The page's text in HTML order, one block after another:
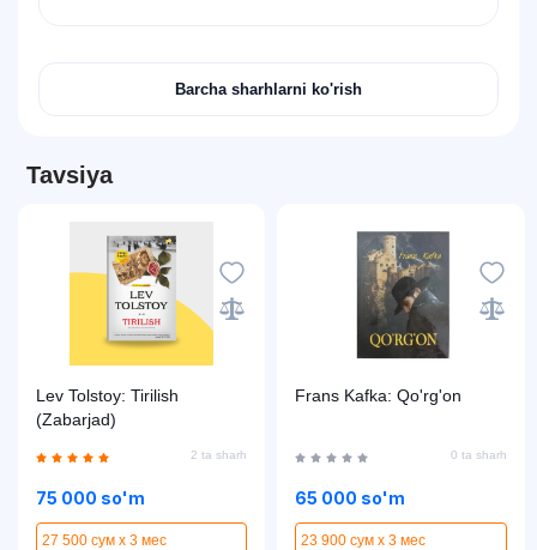
Barcha sharhlarni ko'rish
Tavsiya
Lev Tolstoy: Tirilish
(Zabarjad)
2 ta sharh
75 000 so'm
27 500 сум x 3 мес
Frans Kafka: Qo'rg'on
0 ta sharh
65 000 so'm
23 900 сум x 3 мес